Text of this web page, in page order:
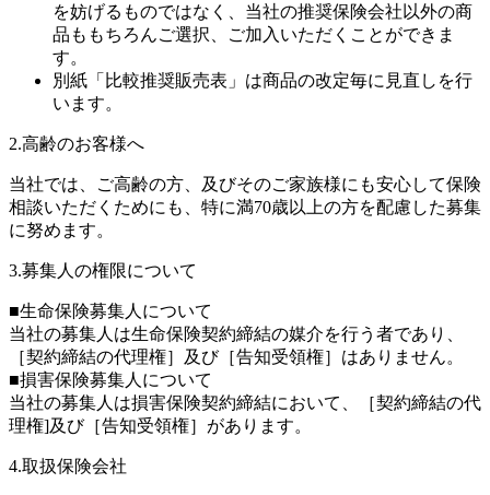
を妨げるものではなく、当社の推奨保険会社以外の商
品ももちろんご選択、ご加入いただくことができま
す。
別紙「比較推奨販売表」は商品の改定毎に見直しを行
います。
2.高齢のお客様へ
当社では、ご高齢の方、及びそのご家族様にも安心して保険
相談いただくためにも、特に満70歳以上の方を配慮した募集
に努めます。
3.募集人の権限について
■生命保険募集人について
当社の募集人は生命保険契約締結の媒介を行う者であり、
［契約締結の代理権］及び［告知受領権］はありません。
■損害保険募集人について
当社の募集人は損害保険契約締結において、［契約締結の代
理権]及び［告知受領権］があります。
4.取扱保険会社